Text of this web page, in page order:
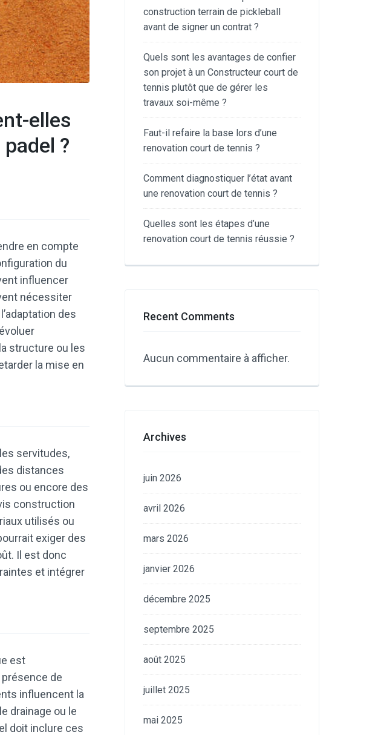
elles
?
en compte
du
influencer
nécessiter
des
structure ou les
la mise en
servitudes,
distances
ou encore des
construction
utilisés ou
exiger des
Il est donc
et intégrer
est
de
influencent la
drainage ou le
doit inclure ces
construction terrain de pickleball
avant de signer un contrat ?
Quels sont les avantages de confier
son projet à un Constructeur court de
tennis plutôt que de gérer les
travaux soi-même ?
Faut-il refaire la base lors d’une
renovation court de tennis ?
Comment diagnostiquer l’état avant
une renovation court de tennis ?
Quelles sont les étapes d’une
renovation court de tennis réussie ?
Recent Comments
Aucun commentaire à afficher.
Archives
juin 2026
avril 2026
mars 2026
janvier 2026
décembre 2025
septembre 2025
août 2025
juillet 2025
mai 2025